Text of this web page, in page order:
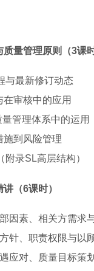
量管理原则（3课时
与最新修订动态
审核中的应用
管理体系中的运用
施到风险管理
附录SL高层结构）
（6课时）
因素、相关方需求
针、职责权限与以
应对、质量目标策